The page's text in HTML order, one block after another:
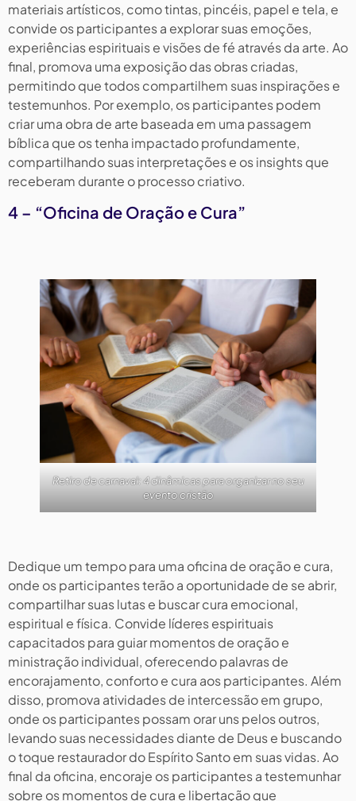
materiais artísticos, como tintas, pincéis, papel e tela, e
convide os participantes a explorar suas emoções,
experiências espirituais e visões de fé através da arte. Ao
final, promova uma exposição das obras criadas,
permitindo que todos compartilhem suas inspirações e
testemunhos. Por exemplo, os participantes podem
criar uma obra de arte baseada em uma passagem
bíblica que os tenha impactado profundamente,
compartilhando suas interpretações e os insights que
receberam durante o processo criativo.
4 – “Oficina de Oração e Cura”
Retiro de carnaval: 4 dinâmicas para organizar no seu
evento cristão
Dedique um tempo para uma oficina de oração e cura,
onde os participantes terão a oportunidade de se abrir,
compartilhar suas lutas e buscar cura emocional,
espiritual e física. Convide líderes espirituais
capacitados para guiar momentos de oração e
ministração individual, oferecendo palavras de
encorajamento, conforto e cura aos participantes. Além
disso, promova atividades de intercessão em grupo,
onde os participantes possam orar uns pelos outros,
levando suas necessidades diante de Deus e buscando
o toque restaurador do Espírito Santo em suas vidas. Ao
final da oficina, encoraje os participantes a testemunhar
sobre os momentos de cura e libertação que